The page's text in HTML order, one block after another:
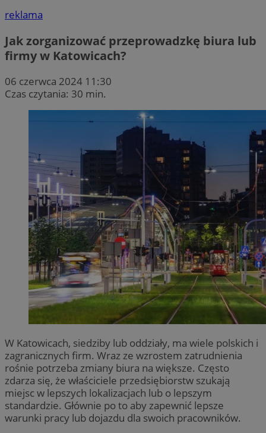
reklama
Jak zorganizować przeprowadzkę biura lub
firmy w Katowicach?
06 czerwca 2024 11:30
Czas czytania: 30 min.
W Katowicach, siedziby lub oddziały, ma wiele polskich i
zagranicznych firm. Wraz ze wzrostem zatrudnienia
rośnie potrzeba zmiany biura na większe. Często
zdarza się, że właściciele przedsiębiorstw szukają
miejsc w lepszych lokalizacjach lub o lepszym
standardzie. Głównie po to aby zapewnić lepsze
warunki pracy lub dojazdu dla swoich pracowników.